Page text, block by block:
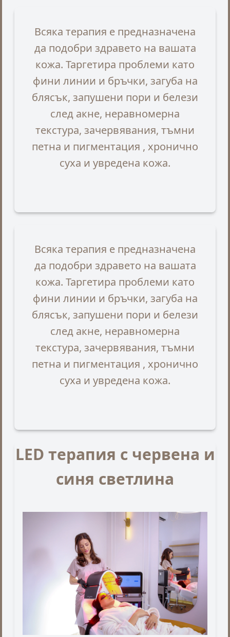
Всяка терапия е предназначена
да подобри здравето на вашата
кожа. Таргетира проблеми като
фини линии и бръчки, загуба на
блясък, запушени пори и белези
след акне, неравномерна
текстура, зачервявания, тъмни
петна и пигментация , хронично
суха и увредена кожа.
Всяка терапия е предназначена
да подобри здравето на вашата
кожа. Таргетира проблеми като
фини линии и бръчки, загуба на
блясък, запушени пори и белези
след акне, неравномерна
текстура, зачервявания, тъмни
петна и пигментация , хронично
суха и увредена кожа.
LED терапия с червена и
синя светлина